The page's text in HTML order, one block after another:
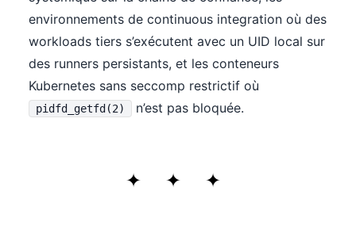
environnements de continuous integration où des
workloads tiers s’exécutent avec un UID local sur
des runners persistants, et les conteneurs
Kubernetes sans seccomp restrictif où
pidfd_getfd(2) n’est pas bloquée.